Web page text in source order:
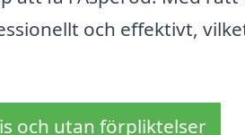
och effektivt,
och utan förpliktelser